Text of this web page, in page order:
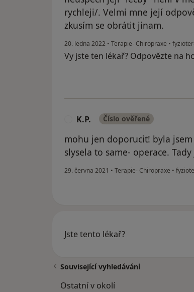
rychleji/. Velmi mne její
zkusím se obrátit jinam.
20. ledna 2022 • Terapie- Chiropraxe •
Vy jste ten lékař? Odpovězte na
K.P. Číslo ověřené
mohu jen doporucit! byla
slysela to same- operace.
29. června 2021 • Terapie- Chiropraxe •
Jste tento lékař?
Související vyhledávání
Ostatní v okolí